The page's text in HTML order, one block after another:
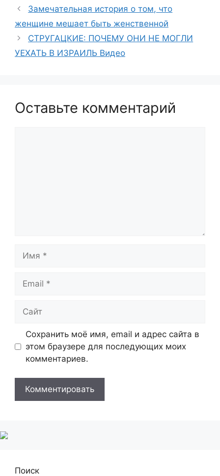
Замечательная история о том, что
женщине мешает быть женственной
СТРУГАЦКИЕ: ПОЧЕМУ ОНИ НЕ МОГЛИ
УЕХАТЬ В ИЗРАИЛЬ Видео
Оставьте комментарий
Имя
Email
Сайт
Сохранить моё имя, email и адрес сайта в
этом браузере для последующих моих
комментариев.
Поиск